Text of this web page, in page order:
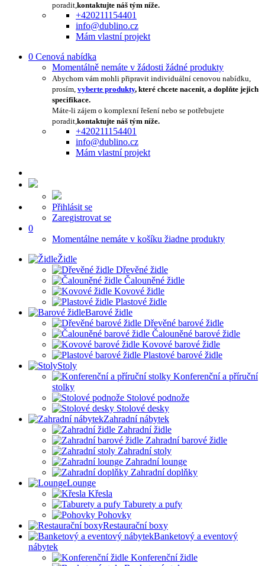
poradit,kontaktujte náš tým níže.
+420211154401
info@dublino.cz
Mám vlastní projekt
0 Cenová nabídka
Momentálně nemáte v žádosti žádné produkty
Abychom vám mohli připravit individuální cenovou nabídku,
prosím, vyberte produkty, které chcete nacenit, a doplňte jejich
specifikace.
Máte-li zájem o komplexní řešení nebo se potřebujete
poradit,kontaktujte náš tým níže.
+420211154401
info@dublino.cz
Mám vlastní projekt
Přihlásit se
Zaregistrovat se
0
Momentálne nemáte v košíku žiadne produkty
Židle
Dřevěné židle
Čalouněné židle
Kovové židle
Plastové židle
Barové židle
Dřevěné barové židle
Čalouněné barové židle
Kovové barové židle
Plastové barové židle
Stoly
Konferenční a příruční
stolky
Stolové podnože
Stolové desky
Zahradní nábytek
Zahradní židle
Zahradní barové židle
Zahradní stoly
Zahradní lounge
Zahradní doplňky
Lounge
Křesla
Taburety a pufy
Pohovky
Restaurační boxy
Banketový a eventový
nábytek
Konferenční židle